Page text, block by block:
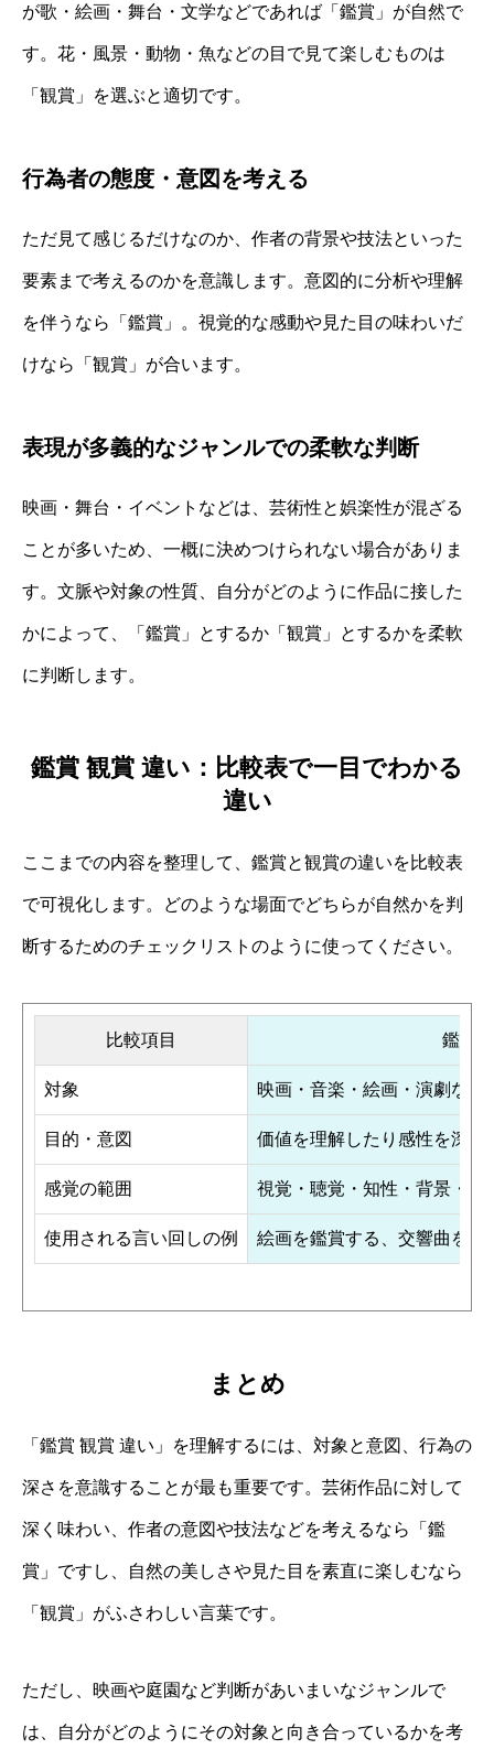
が歌・絵画・舞台・文学などであれば「鑑賞」が自然で
す。花・風景・動物・魚などの目で見て楽しむものは
「観賞」を選ぶと適切です。
行為者の態度・意図を考える
ただ見て感じるだけなのか、作者の背景や技法といった
要素まで考えるのかを意識します。意図的に分析や理解
を伴うなら「鑑賞」。視覚的な感動や見た目の味わいだ
けなら「観賞」が合います。
表現が多義的なジャンルでの柔軟な判断
映画・舞台・イベントなどは、芸術性と娯楽性が混ざる
ことが多いため、一概に決めつけられない場合がありま
す。文脈や対象の性質、自分がどのように作品に接した
かによって、「鑑賞」とするか「観賞」とするかを柔軟
に判断します。
鑑賞 観賞 違い：比較表で一目でわかる
違い
ここまでの内容を整理して、鑑賞と観賞の違いを比較表
で可視化します。どのような場面でどちらが自然かを判
断するためのチェックリストのように使ってください。
比較項目 鑑賞
対象 映画・音楽・絵画・演劇など
目的・意図 価値を理解したり感性を深め
感覚の範囲 視覚・聴覚・知性・背景・歴
使用される言い回しの例 絵画を鑑賞する、交響曲を鑑
まとめ
「鑑賞 観賞 違い」を理解するには、対象と意図、行為の
深さを意識することが最も重要です。芸術作品に対して
深く味わい、作者の意図や技法などを考えるなら「鑑
賞」ですし、自然の美しさや見た目を素直に楽しむなら
「観賞」がふさわしい言葉です。
ただし、映画や庭園など判断があいまいなジャンルで
は、自分がどのようにその対象と向き合っているかを考